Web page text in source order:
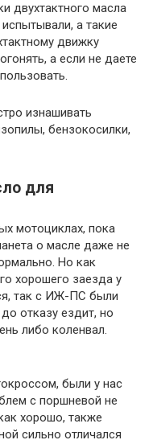
двухтактного масла
а такие
движку
а если не даете
изнашивать
бензокосилки,
для
мотоциклах, пока
о масле даже не
Но как
хорошего заезда у
так с ИЖ-ПС были
отказу ездит, но
либо коленвал.
были у нас
с поршневой не
хорошо, также
сильно отличался